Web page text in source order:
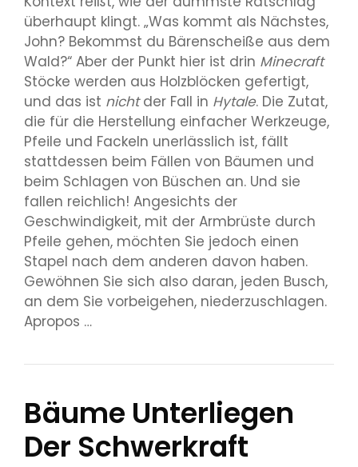
überhaupt klingt. „Was kommt als Nächstes,
John? Bekommst du Bärenscheiße aus dem
Wald?“ Aber der Punkt hier ist drin Minecraft
Stöcke werden aus Holzblöcken gefertigt,
und das ist nichtder Fall in Hytale. Die Zutat,
die für die Herstellung einfacher Werkzeuge,
Pfeile und Fackeln unerlässlich ist, fällt
stattdessen beim Fällen von Bäumen und
beim Schlagen von Büschen an. Und sie
fallen reichlich! Angesichts der
Geschwindigkeit, mit der Armbrüste durch
Pfeile gehen, möchten Sie jedoch einen
Stapel nach dem anderen davon haben.
Gewöhnen Sie sich also daran, jeden Busch,
an dem Sie vorbeigehen, niederzuschlagen.
Apropos …
Bäume Unterliegen
Der Schwerkraft